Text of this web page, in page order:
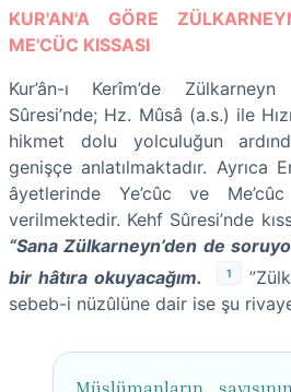
KUR'AN'A GÖRE
ME'CÜC KISSASI
Kur’ân-ı Kerîm’de
Sûresi’nde; Hz. Mûsâ (a.s.) ile
hikmet dolu yolculuğun
genişçe anlatılmaktadır. Ayrıca
âyetlerinde Ye’cûc ve
verilmektedir. Kehf Sûresi’nde
“Sana Zülkarneyn’den de
bir hâtıra okuyacağım.
1
sebeb-i nüzûlüne dair ise şu